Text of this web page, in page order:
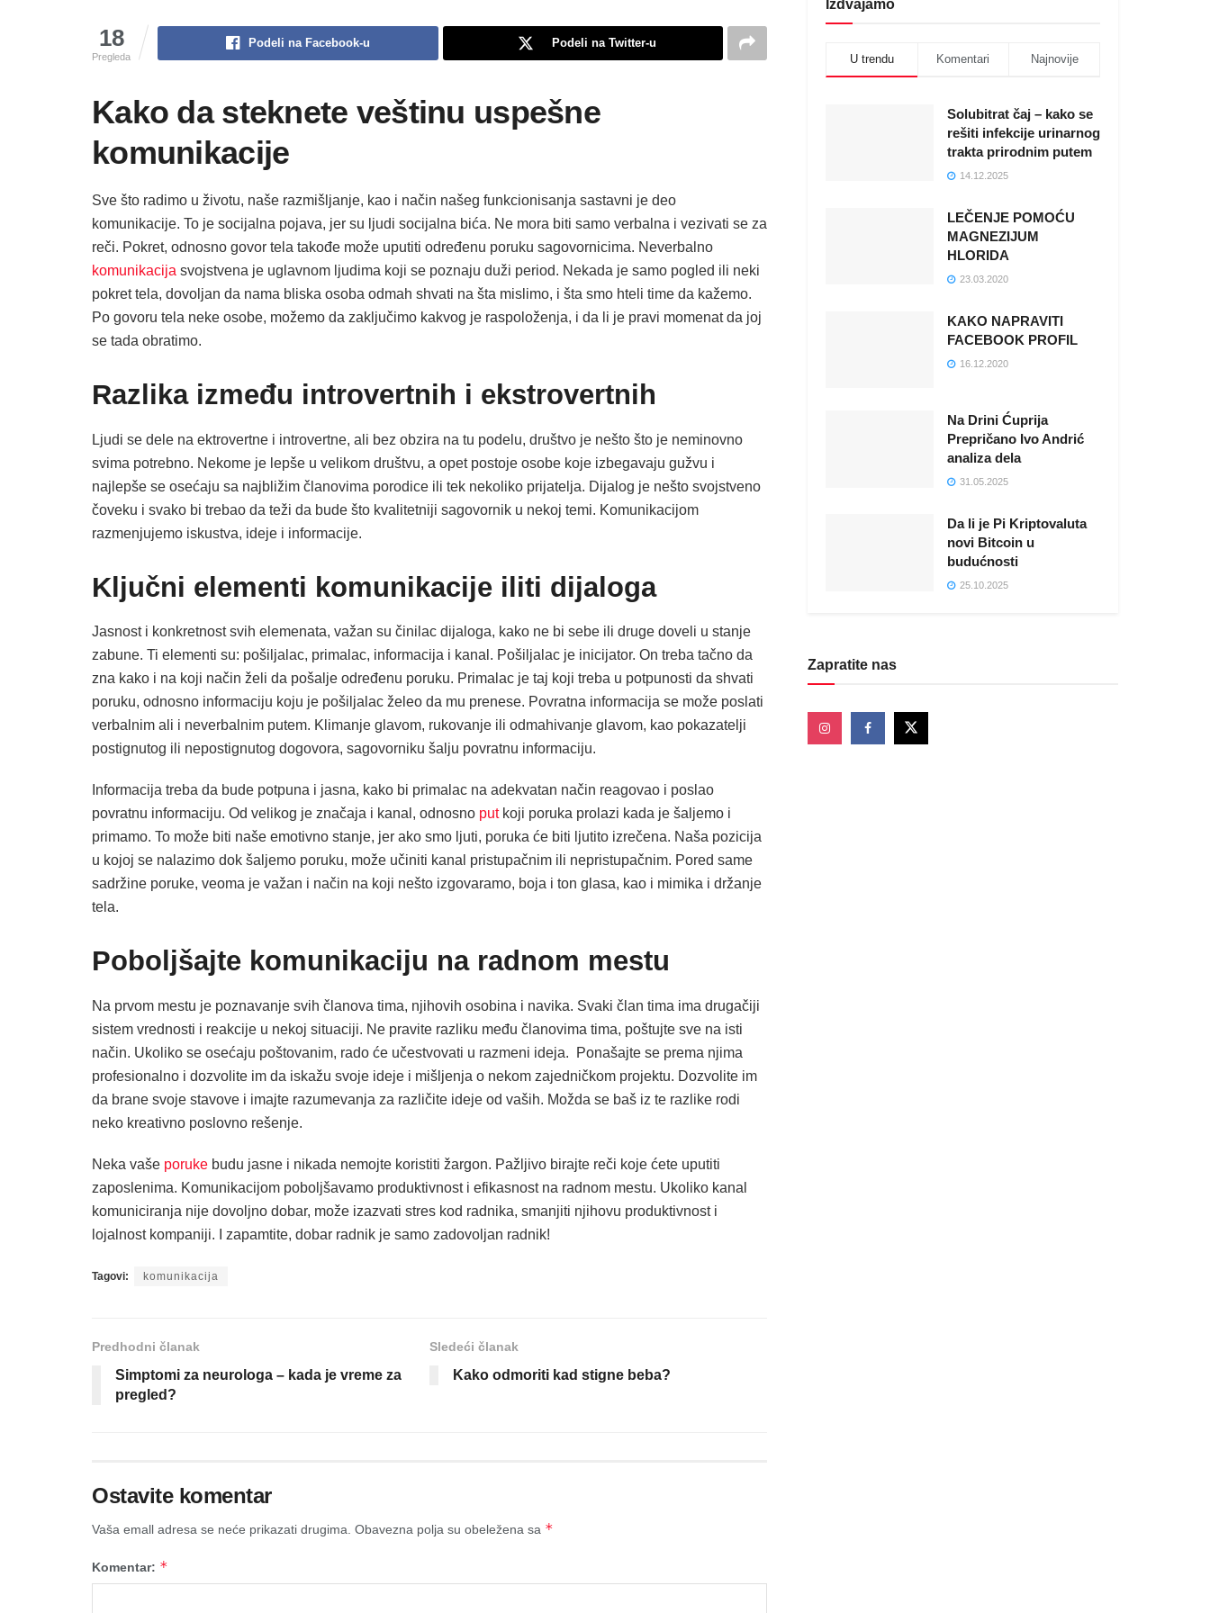
18
Pregleda
Podeli na Facebook-u Podeli na Twitter-u
Kako da steknete veštinu uspešne
komunikacije
Sve što radimo u životu, naše razmišljanje, kao i način našeg funkcionisanja sastavni je deo
komunikacije. To je socijalna pojava, jer su ljudi socijalna bića. Ne mora biti samo verbalna i vezivati se za
reči. Pokret, odnosno govor tela takođe može uputiti određenu poruku sagovornicima. Neverbalno
komunikacija svojstvena je uglavnom ljudima koji se poznaju duži period. Nekada je samo pogled ili neki
pokret tela, dovoljan da nama bliska osoba odmah shvati na šta mislimo, i šta smo hteli time da kažemo.
Po govoru tela neke osobe, možemo da zaključimo kakvog je raspoloženja, i da li je pravi momenat da joj
se tada obratimo.
Razlika između introvertnih i ekstrovertnih
Ljudi se dele na ektrovertne i introvertne, ali bez obzira na tu podelu, društvo je nešto što je neminovno
svima potrebno. Nekome je lepše u velikom društvu, a opet postoje osobe koje izbegavaju gužvu i
najlepše se osećaju sa najbližim članovima porodice ili tek nekoliko prijatelja. Dijalog je nešto svojstveno
čoveku i svako bi trebao da teži da bude što kvalitetniji sagovornik u nekoj temi. Komunikacijom
razmenjujemo iskustva, ideje i informacije.
Ključni elementi komunikacije iliti dijaloga
Jasnost i konkretnost svih elemenata, važan su činilac dijaloga, kako ne bi sebe ili druge doveli u stanje
zabune. Ti elementi su: pošiljalac, primalac, informacija i kanal. Pošiljalac je inicijator. On treba tačno da
zna kako i na koji način želi da pošalje određenu poruku. Primalac je taj koji treba u potpunosti da shvati
poruku, odnosno informaciju koju je pošiljalac želeo da mu prenese. Povratna informacija se može poslati
verbalnim ali i neverbalnim putem. Klimanje glavom, rukovanje ili odmahivanje glavom, kao pokazatelji
postignutog ili nepostignutog dogovora, sagovorniku šalju povratnu informaciju.
Informacija treba da bude potpuna i jasna, kako bi primalac na adekvatan način reagovao i poslao
povratnu informaciju. Od velikog je značaja i kanal, odnosno putkoji poruka prolazi kada je šaljemo i
primamo. To može biti naše emotivno stanje, jer ako smo ljuti, poruka će biti ljutito izrečena. Naša pozicija
u kojoj se nalazimo dok šaljemo poruku, može učiniti kanal pristupačnim ili nepristupačnim. Pored same
sadržine poruke, veoma je važan i način na koji nešto izgovaramo, boja i ton glasa, kao i mimika i držanje
tela.
Poboljšajte komunikaciju na radnom mestu
Na prvom mestu je poznavanje svih članova tima, njihovih osobina i navika. Svaki član tima ima drugačiji
sistem vrednosti i reakcije u nekoj situaciji. Ne pravite razliku među članovima tima, poštujte sve na isti
način. Ukoliko se osećaju poštovanim, rado će učestvovati u razmeni ideja. Ponašajte se prema njima
profesionalno i dozvolite im da iskažu svoje ideje i mišljenja o nekom zajedničkom projektu. Dozvolite im
da brane svoje stavove i imajte razumevanja za različite ideje od vaših. Možda se baš iz te razlike rodi
neko kreativno poslovno rešenje.
Neka vaše poruke budu jasne i nikada nemojte koristiti žargon. Pažljivo birajte reči koje ćete uputiti
zaposlenima. Komunikacijom poboljšavamo produktivnost i efikasnost na radnom mestu. Ukoliko kanal
komuniciranja nije dovoljno dobar, može izazvati stres kod radnika, smanjiti njihovu produktivnost i
lojalnost kompaniji. I zapamtite, dobar radnik je samo zadovoljan radnik!
Tagovi: komunikacija
Predhodni članak
Simptomi za neurologa – kada je vreme za
pregled?
Sledeći članak
Kako odmoriti kad stigne beba?
Ostavite komentar
Vaša emall adresa se neće prikazati drugima. Obavezna polja su obeležena sa *
Komentar: *
Izdvajamo
U trendu Komentari Najnovije
Solubitrat čaj – kako se
rešiti infekcije urinarnog
trakta prirodnim putem
14.12.2025
LEČENJE POMOĆU
MAGNEZIJUM
HLORIDA
23.03.2020
KAKO NAPRAVITI
FACEBOOK PROFIL
16.12.2020
Na Drini Ćuprija
Prepričano Ivo Andrić
analiza dela
31.05.2025
Da li je Pi Kriptovaluta
novi Bitcoin u
budućnosti
25.10.2025
Zapratite nas